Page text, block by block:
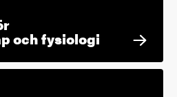
och fysiologi